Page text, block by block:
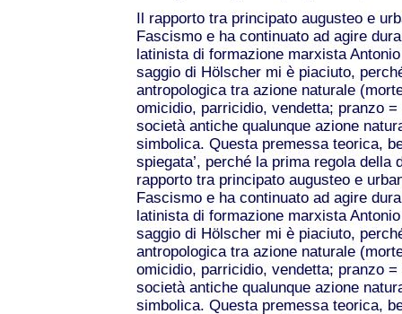
Il rapporto tra principato augusteo e
Fascismo e ha continuato ad agire
latinista di formazione marxista
saggio di Hölscher mi è piaciuto,
antropologica tra azione naturale
omicidio, parricidio, vendetta; pranzo
società antiche qualunque azione
simbolica. Questa premessa teorica,
spiegata’, perché la prima regola
rapporto tra principato augusteo e
Fascismo e ha continuato ad agire
latinista di formazione marxista
saggio di Hölscher mi è piaciuto,
antropologica tra azione naturale
omicidio, parricidio, vendetta; pranzo
società antiche qualunque azione
simbolica. Questa premessa teorica,